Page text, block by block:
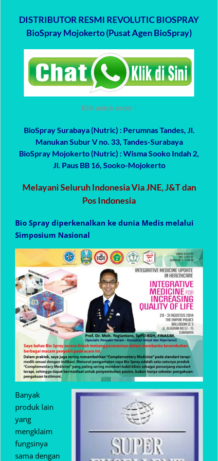
DISTRIBUTOR RESMI REVOLUTIC BIOSPRAY
BioSpray Mojokerto (Pusat Agen BioSpray)
Klik untuk order !
BioSpray Surabaya (Nutric) : Perumnas Tandes, Jl.
Manukan Subur V no. 33, Tandes-Surabaya
BioSpray Mojokerto (Nutric) : Wisma Sooko Indah 2,
Jl. Paus BB 16, Sooko-Mojokerto
Melayani Seluruh Indonesia Via JNE, J&T dan
Pos Indonesia
Bio Spray diperkenalkan ke dunia Medis melalui
Simposium Nasional
Banyak
produk lain
yang
mengklaim
fungsinya
sama dengan